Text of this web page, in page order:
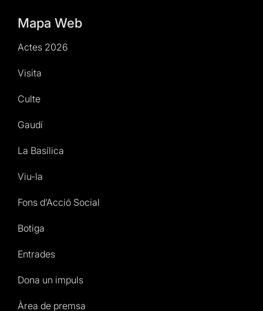
Mapa Web
Actes 2026
Visita
Culte
Gaudí
La Basílica
Viu-la
Fons d’Acció Social
Botiga
Entrades
Dona un impuls
Àrea de premsa